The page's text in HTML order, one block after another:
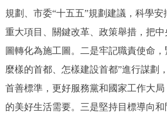
規劃、市委“十五五”規劃建議，科學安
重大項目、關鍵改革、政策舉措，把
圖轉化為施工圖。二是牢記職責使命
麼樣的首都、怎樣建設首都”進行謀劃
首善標準，更好服務黨和國家工作大
的美好生活需要。三是堅持目標導向